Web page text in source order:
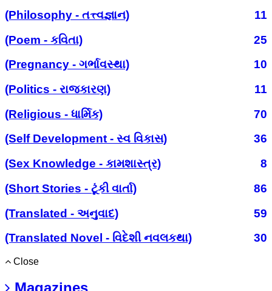
(Philosophy - તત્ત્વજ્ઞાન)
11
(Poem - કવિતા)
25
(Pregnancy - ગર્ભાવસ્થા)
10
(Politics - રાજકારણ)
11
(Religious - ધાર્મિક)
70
(Self Development - સ્વ વિકાસ)
36
(Sex Knowledge - કામશાસ્ત્ર)
8
(Short Stories - ટૂંકી વાર્તા)
86
(Translated - અનુવાદ)
59
(Translated Novel - વિદેશી નવલકથા)
30
Close
Magazines